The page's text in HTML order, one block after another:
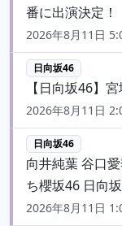
番に出演決定！
2026年8月11日
日向坂46
【日向坂46】
2026年8月11日
日向坂46
向井純葉 谷口
ち櫻坂46 日向
2026年8月11日